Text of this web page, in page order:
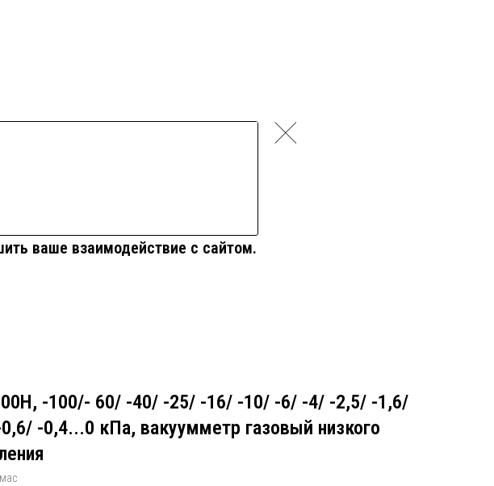
ваше взаимодействие с сайтом.
-100/- 60/ -40/ -25/ -16/ -10/ -6/ -4/ -2,5/ -1,6/
-0,4...0 кПа, вакуумметр газовый низкого